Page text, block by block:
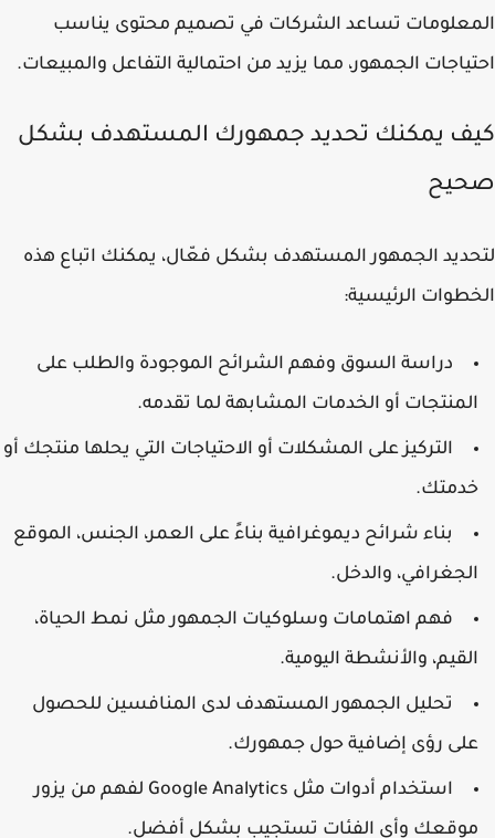
تساعد الشركات في تصميم محتوى يناسب
الجمهور، مما يزيد من احتمالية التفاعل والمبيعات.
يمكنك تحديد جمهورك المستهدف بشكل
الجمهور المستهدف بشكل فعّال، يمكنك اتباع هذه
الرئيسية:
دراسة السوق وفهم الشرائح الموجودة والطلب على
أو الخدمات المشابهة لما تقدمه.
التركيز على المشكلات أو الاحتياجات التي يحلها منتجك أو
بناء شرائح ديموغرافية بناءً على العمر، الجنس، الموقع
والدخل.
فهم اهتمامات وسلوكيات الجمهور مثل نمط الحياة،
والأنشطة اليومية.
تحليل الجمهور المستهدف لدى المنافسين للحصول
رؤى إضافية حول جمهورك.
استخدام أدوات مثل Google Analytics لفهم من يزور
وأي الفئات تستجيب بشكل أفضل.